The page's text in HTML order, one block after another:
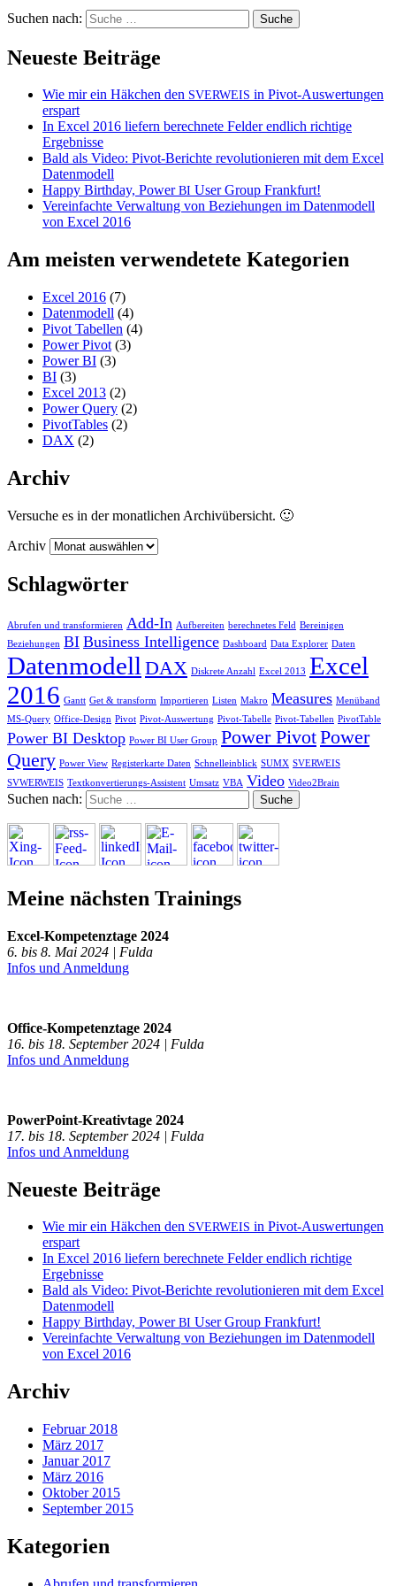
Suchen nach:
Neueste Beiträge
Wie mir ein Häkchen den SVERWEIS in Pivot-Auswertungen
erspart
In Excel 2016 liefern berechnete Felder endlich richtige
Ergebnisse
Bald als Video: Pivot-Berichte revolutionieren mit dem Excel
Datenmodell
Happy Birthday, PowerBI User Group Frankfurt!
Vereinfachte Verwaltung von Beziehungen im Datenmodell
von Excel 2016
Am meisten verwendetete Kategorien
Excel 2016 (7)
Datenmodell (4)
Pivot Tabellen (4)
Power Pivot (3)
Power BI (3)
BI (3)
Excel 2013 (2)
Power Query (2)
PivotTables (2)
DAX (2)
Archiv
Versuche es in der monatlichen Archivübersicht. 🙂
Archiv
Schlagwörter
Abrufen und transformieren Add-In Aufbereiten berechnetes Feld Bereinigen
Beziehungen BI Business Intelligence Dashboard Data Explorer Daten
Datenmodell DAX Diskrete Anzahl Excel 2013 Excel
2016 Gantt Get & transform Importieren Listen Makro Measures Menüband
MS-Query Office-Design Pivot Pivot-Auswertung Pivot-Tabelle Pivot-Tabellen PivotTable
Power BI Desktop Power BI User Group Power PivotPower
Query Power View Registerkarte Daten Schnelleinblick SUMX SVERWEIS
SVWERWEIS Textkonvertierungs-Assistent Umsatz VBA Video Video2Brain
Suchen nach:
Meine nächsten Trainings
Excel-Kompetenztage 2024
6. bis 8. Mai 2024 | Fulda
Infos und Anmeldung
Office-Kompetenztage 2024
16. bis 18. September 2024 | Fulda
Infos und Anmeldung
PowerPoint-Kreativtage 2024
17. bis 18. September 2024 | Fulda
Infos und Anmeldung
Neueste Beiträge
Wie mir ein Häkchen den SVERWEIS in Pivot-Auswertungen
erspart
In Excel 2016 liefern berechnete Felder endlich richtige
Ergebnisse
Bald als Video: Pivot-Berichte revolutionieren mit dem Excel
Datenmodell
Happy Birthday, PowerBI User Group Frankfurt!
Vereinfachte Verwaltung von Beziehungen im Datenmodell
von Excel 2016
Archiv
Februar 2018
März 2017
Januar 2017
März 2016
Oktober 2015
September 2015
Kategorien